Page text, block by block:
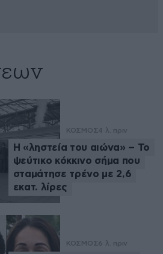
ΚΟΣΜΟΣ4 λ. πριν
Η «ληστεία του αιώνα» – Το
ψεύτικο κόκκινο σήμα που
σταμάτησε τρένο με 2,6
εκατ. λίρες
ΚΟΣΜΟΣ6 λ. πριν